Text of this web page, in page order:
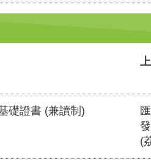
礎證書 (兼讀制)
(